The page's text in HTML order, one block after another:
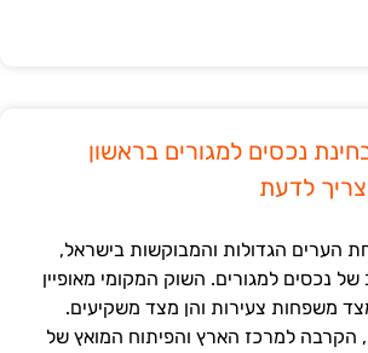
נכסים למגורים בראשון
לדעת
הערים הגדולות והמבוקשות בישראל,
נכסים למגורים. השוק המקומי מאופיין
משפחות צעירות והן מצד משקיעים.
הקרבה למרכז הארץ והפיתוח המואץ של